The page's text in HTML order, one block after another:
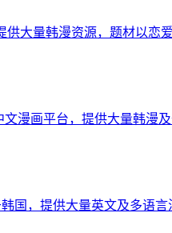
供大量韩漫资源，题材以恋
漫画平台，提供大量韩漫
国，提供大量英文及多语